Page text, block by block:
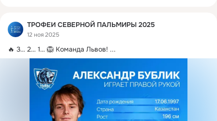
ТРОФЕИ СЕВЕРНОЙ ПАЛЬМИРЫ 2025
12 ноя 2025
🔥 3… 2… 1… 🦁 Команда Львов! ...